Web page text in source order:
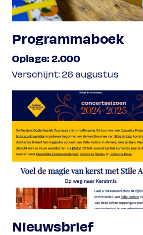
Programmaboek
Oplage: 2.000
Verschijnt: 26 augustus
Nieuwsbrief